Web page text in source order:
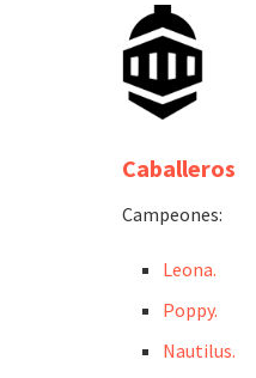
Caballeros
Campeones:
Leona.
Poppy.
Nautilus.